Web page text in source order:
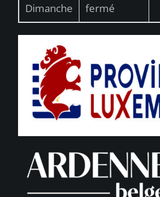
Dimanche
fermé